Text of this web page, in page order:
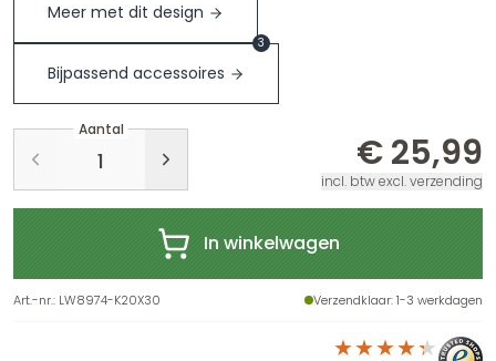
Meer met dit design
Bijpassend accessoires
3
Aantal
€ 25,99
incl. btw excl. verzending
In winkelwagen
Art.-nr.: LW8974-K20X30 Verzendklaar: 1-3 werkdagen